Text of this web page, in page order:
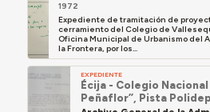
1972
Expediente de tramitación de
cerramiento del Colegio de
Oficina Municipal de Urbanismo del
la Frontera, por los...
EXPEDIENTE
Écija - Colegio Nacional
Peñaflor”, Pista